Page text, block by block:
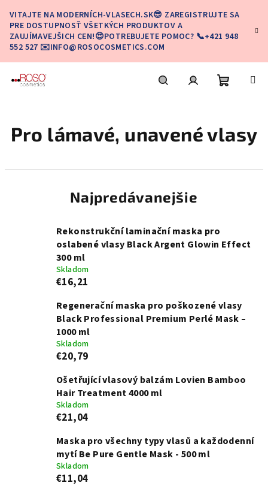
obsah
VITAJTE NA MODERNÍCH-VLASECH.SK😎 ZAREGISTRUJTE SA
PRE DOSTUPNOSŤ VŠETKÝCH PRODUKTOV A
ZAUJÍMAVEJŠICH CEN!😍POTREBUJETE POMOC? 📞+421 948
552 527 ✉️INFO@ROSOCOSMETICS.COM
košík
Pro lámavé, unavené vlasy
Najpredávanejšie
Rekonstrukční laminační maska pro
oslabené vlasy Black Argent Glowin Effect
300 ml
Skladom
€16,21
Regenerační maska pro poškozené vlasy
Black Professional Premium Perlé Mask –
1000 ml
Skladom
€20,79
Ošetřující vlasový balzám Lovien Bamboo
Hair Treatment 4000 ml
Skladom
€21,04
Maska pro všechny typy vlasů a každodenní
mytí Be Pure Gentle Mask - 500 ml
Skladom
€11,04